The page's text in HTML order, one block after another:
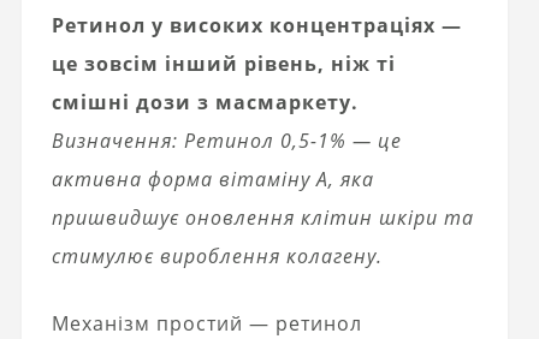
Ретинол у високих концентраціях —
це зовсім інший рівень, ніж ті
смішні дози з масмаркету.
Визначення: Ретинол 0,5-1% — це
активна форма вітаміну А, яка
пришвидшує оновлення клітин шкіри та
стимулює вироблення колагену.
Механізм простий — ретинол